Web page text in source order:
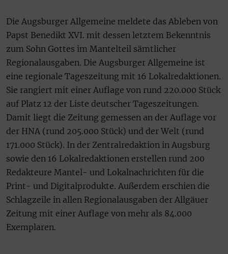
Die Augsburger Allgemeine meldete das Ableben von
Papst Benedikt XVI. mit dessen letztem Bekenntnis
zum Sohn Gottes im Mantelteil sämtlicher
Regionalausgaben. Die Augsburger Allgemeine ist
eine regionale Tageszeitung mit 16 Lokalredaktionen.
Sie rangiert mit einer Auflage von rund 220.000 Stück
auf Platz 12 der Liste deutscher Tageszeitungen.
Damit liegt die Zeitung gemessen an der Auflage vor
der HNA (rund 205.000 Stück) und der Welt (rund
171.000 Stück). In der Zentralredaktion in Augsburg
sowie den 16 Lokalredaktionen erstellen rund 200
Redakteure Mantel- und Lokalnachrichten für die
Print- und Digitalprodukte. Außerdem erschien die
Schlagzeile in allen Regionalausgaben der Allgäuer
Zeitung mit einer Auflage von mehr als 84.000
Exemplaren.